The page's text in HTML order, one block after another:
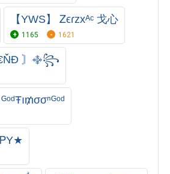
【YWS】 Ꮓϵɾzxᴬᶜ 戈心
1165 1621
〙࿇꧂